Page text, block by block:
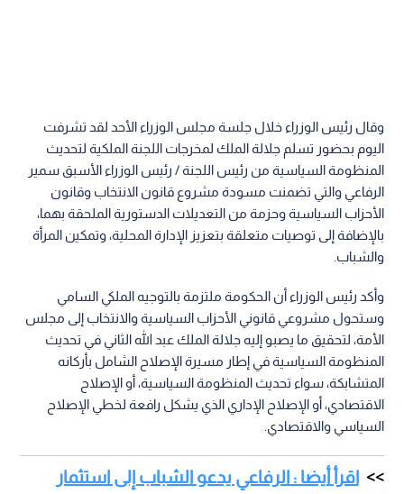
وقال رئيس الوزراء خلال جلسة مجلس الوزراء الأحد لقد تشرفت
اليوم بحضور تسلم جلالة الملك لمخرجات اللجنة الملكية لتحديث
المنظومة السياسية من رئيس اللجنة / رئيس الوزراء الأسبق سمير
الرفاعي والتي تضمنت مسودة مشروع قانون الانتخاب وقانون
الأحزاب السياسية وحزمة من التعديلات الدستورية الملحقة بهما،
بالإضافة إلى توصيات متعلقة بتعزيز الإدارة المحلية، وتمكين المرأة
والشباب.
وأكد رئيس الوزراء أن الحكومة ملتزمة بالتوجيه الملكي السامي
وستحول مشروعي قانوني الأحزاب السياسية والانتخاب إلى مجلس
الأمة، لتحقيق ما يصبو إليه جلالة الملك عبد الله الثاني في تحديث
المنظومة السياسية في إطار مسيرة الإصلاح الشامل بأركانه
المتشابكة، سواء تحديث المنظومة السياسية، أو الإصلاح
الاقتصادي، أو الإصلاح الإداري الذي يشكل رافعة لخطي الإصلاح
السياسي والاقتصادي.
اقرأ أيضا : الرفاعي يدعو الشباب إلى استثمار